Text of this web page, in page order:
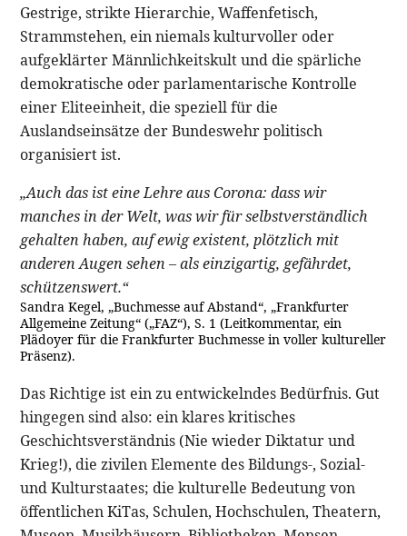
Gestrige, strikte Hierarchie, Waffenfetisch,
Strammstehen, ein niemals kulturvoller oder
aufgeklärter Männlichkeitskult und die spärliche
demokratische oder parlamentarische Kontrolle
einer Eliteeinheit, die speziell für die
Auslandseinsätze der Bundeswehr politisch
organisiert ist.
„Auch das ist eine Lehre aus Corona: dass wir
manches in der Welt, was wir für selbstverständlich
gehalten haben, auf ewig existent, plötzlich mit
anderen Augen sehen – als einzigartig, gefährdet,
schützenswert.“
Sandra Kegel, „Buchmesse auf Abstand“, „Frankfurter
Allgemeine Zeitung“ („FAZ“), S. 1 (Leitkommentar, ein
Plädoyer für die Frankfurter Buchmesse in voller kultureller
Präsenz).
Das Richtige ist ein zu entwickelndes Bedürfnis. Gut
hingegen sind also: ein klares kritisches
Geschichtsverständnis (Nie wieder Diktatur und
Krieg!), die zivilen Elemente des Bildungs-, Sozial-
und Kulturstaates; die kulturelle Bedeutung von
öffentlichen KiTas, Schulen, Hochschulen, Theatern,